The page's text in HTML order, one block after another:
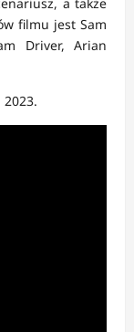
filmu jest Sam
Driver, Arian